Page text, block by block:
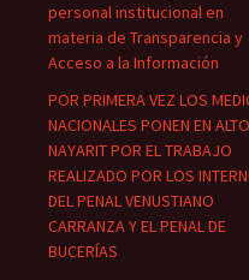
personal institucional en
materia de Transparencia y
Acceso a la Información
POR PRIMERA VEZ LOS
NACIONALES PONEN EN
NAYARIT POR EL TRABAJO
REALIZADO POR LOS
DEL PENAL VENUSTIANO
CARRANZA Y EL PENAL DE
BUCERÍAS